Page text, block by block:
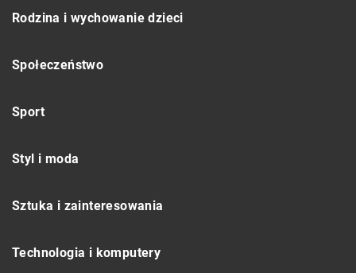
Rodzina i wychowanie dzieci
Społeczeństwo
Sport
Styl i moda
Sztuka i zainteresowania
Technologia i komputery